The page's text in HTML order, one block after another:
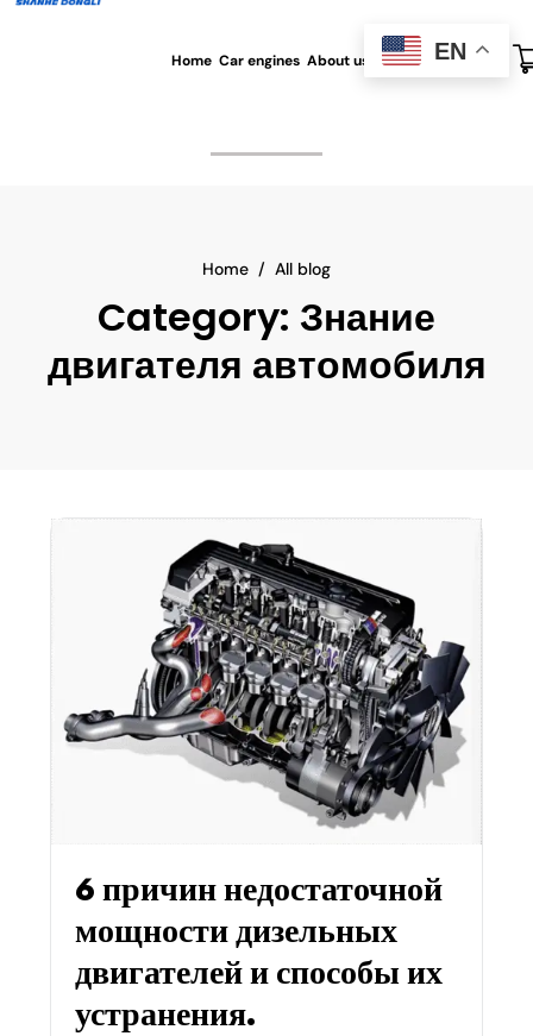
Home Car engines About us All blog Contact us
Home / All blog
Category: Знание
двигателя автомобиля
6 причин недостаточной
мощности дизельных
двигателей и способы их
устранения.
EN